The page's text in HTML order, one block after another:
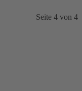
Seite 4 von 4